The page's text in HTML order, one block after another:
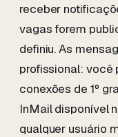
receber
vagas forem
definiu. As
profissional: você
conexões de 1º
InMail disponível
qualquer usuário